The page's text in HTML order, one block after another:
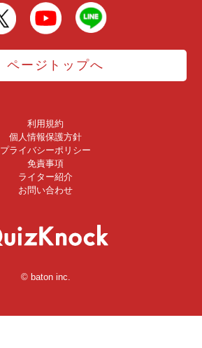
ページトップへ
利用規約
個人情報保護方針
プライバシーポリシー
免責事項
ライター紹介
お問い合わせ
© baton inc.